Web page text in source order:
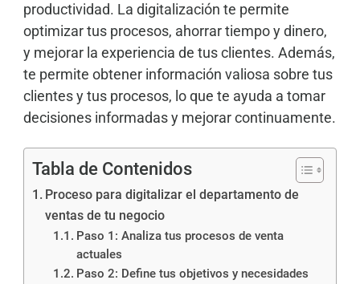
productividad. La digitalización te permite
optimizar tus procesos, ahorrar tiempo y dinero,
y mejorar la experiencia de tus clientes. Además,
te permite obtener información valiosa sobre tus
clientes y tus procesos, lo que te ayuda a tomar
decisiones informadas y mejorar continuamente.
Tabla de Contenidos
Proceso para digitalizar el departamento de
ventas de tu negocio
Paso 1: Analiza tus procesos de venta
actuales
Paso 2: Define tus objetivos y necesidades